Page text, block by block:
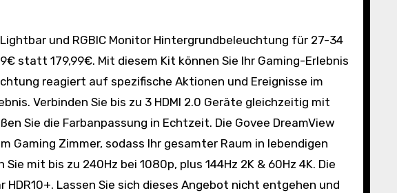
statt 179,99€. Mit diesem Kit können Sie Ihr Gaming-Erlebnis
reagiert auf spezifische Aktionen und Ereignisse im
Verbinden Sie bis zu 3 HDMI 2.0 Geräte gleichzeitig mit
Sie die Farbanpassung in Echtzeit. Die Govee DreamView
Gaming Zimmer, sodass Ihr gesamter Raum in lebendigen
mit bis zu 240Hz bei 1080p, plus 144Hz 2K & 60Hz 4K. Die
Lassen Sie sich dieses Angebot nicht entgehen und